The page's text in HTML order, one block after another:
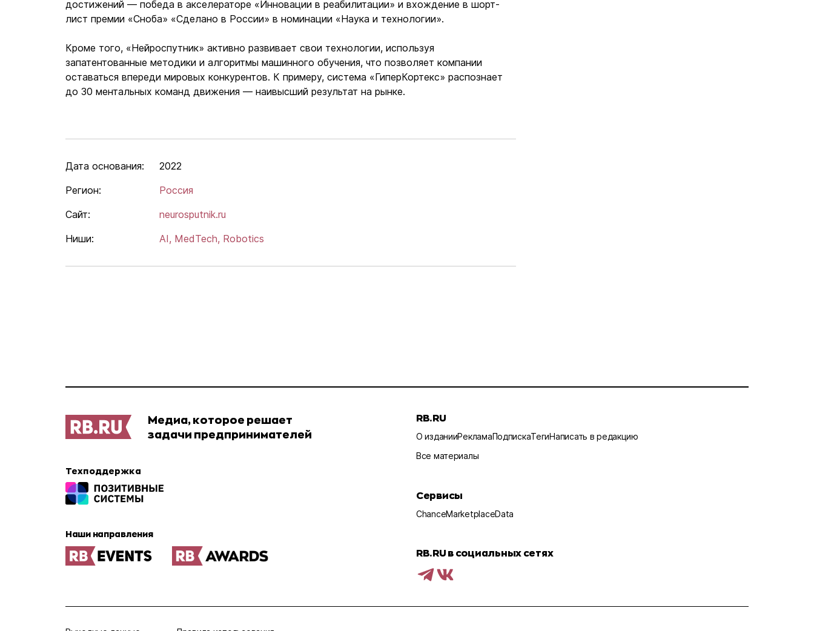
достижений — победа в акселераторе «Инновации в реабилитации» и вхождение в шорт-
лист премии «Сноба» «Сделано в России» в номинации «Наука и технологии».
Кроме того, «Нейроспутник» активно развивает свои технологии, используя
запатентованные методики и алгоритмы машинного обучения, что позволяет компании
оставаться впереди мировых конкурентов. К примеру, система «ГиперКортекс» распознает
до 30 ментальных команд движения — наивысший результат на рынке.
Дата основания:
2022
Регион:
Россия
Сайт:
neurosputnik.ru
Ниши:
AI, MedTech, Robotics
Медиа, которое решает
задачи предпринимателей
Техподдержка
Наши направления
RB.RU
О изданииРекламаПодпискаТегиНаписать в редакцию
Все материалы
Сервисы
ChanceMarketplaceData
RB.RU в социальных сетях